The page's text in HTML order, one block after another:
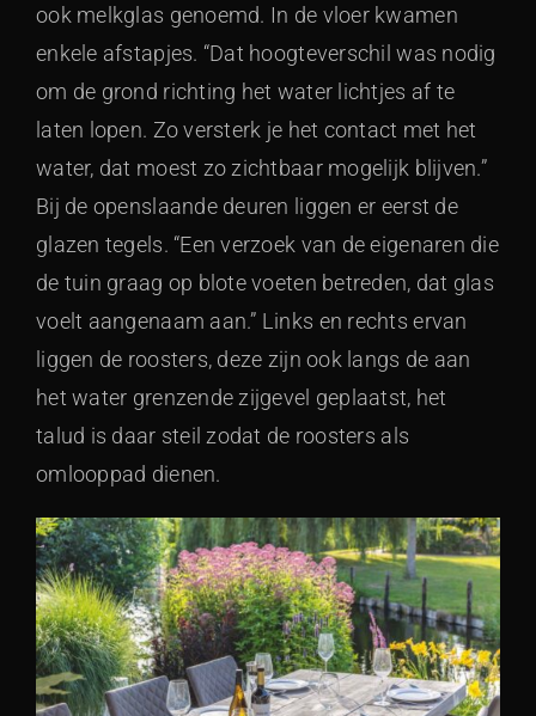
ook melkglas genoemd. In de vloer kwamen
enkele afstapjes. “Dat hoogteverschil was nodig
om de grond richting het water lichtjes af te
laten lopen. Zo versterk je het contact met het
water, dat moest zo zichtbaar mogelijk blijven.”
Bij de openslaande deuren liggen er eerst de
glazen tegels. “Een verzoek van de eigenaren die
de tuin graag op blote voeten betreden, dat glas
voelt aangenaam aan.” Links en rechts ervan
liggen de roosters, deze zijn ook langs de aan
het water grenzende zijgevel geplaatst, het
talud is daar steil zodat de roosters als
omlooppad dienen.